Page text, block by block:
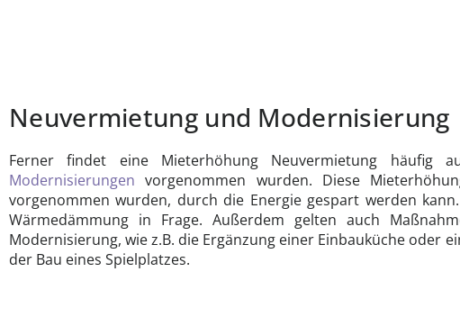
Neuvermietung und Modernisierung
Ferner findet eine Mieterhöhung Neuvermietung häufig
Modernisierungen vorgenommen wurden. Diese
vorgenommen wurden, durch die Energie gespart werden
Wärmedämmung in Frage. Außerdem gelten auch
Modernisierung, wie z.B. die Ergänzung einer Einbauküche oder
der Bau eines Spielplatzes.